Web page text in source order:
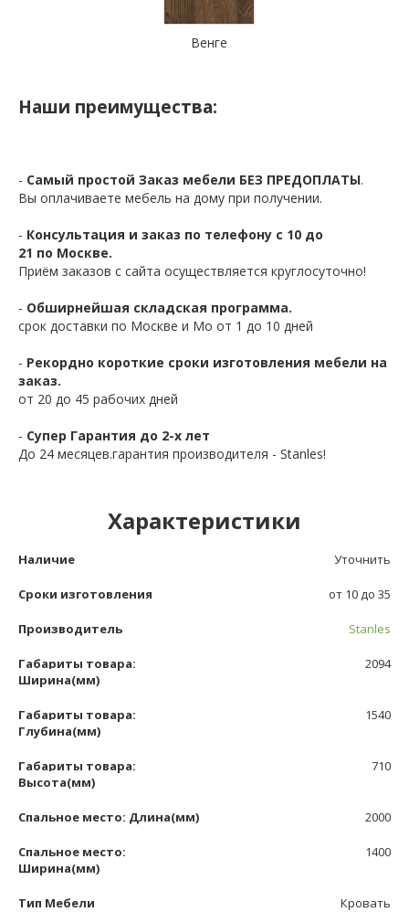
Венге
Наши преимущества:
- Самый простой Заказ мебели БЕЗ ПРЕДОПЛАТЫ.
Вы оплачиваете мебель на дому при получении.
- Консультация и заказ по телефону с 10 до
21 по Москве.
Приём заказов с сайта осуществляется круглосуточно!
- Обширнейшая складская программа.
срок доставки по Москве и Мо от 1 до 10 дней
- Рекордно короткие сроки изготовления мебели на
заказ.
от 20 до 45 рабочих дней
- Супер Гарантия до 2-х лет
До 24 месяцев.гарантия производителя - Stanles!
Характеристики
Наличие Уточнить
Сроки изготовления от 10 до 35
Производитель Stanles
Габариты товара:
Ширина(мм)
2094
Габариты товара:
Глубина(мм)
1540
Габариты товара:
Высота(мм)
710
Спальное место: Длина(мм) 2000
Спальное место:
Ширина(мм)
1400
Тип Мебели Кровать